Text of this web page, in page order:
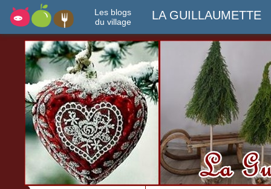
Les blogs
du village
LA GUILLAUMETTE